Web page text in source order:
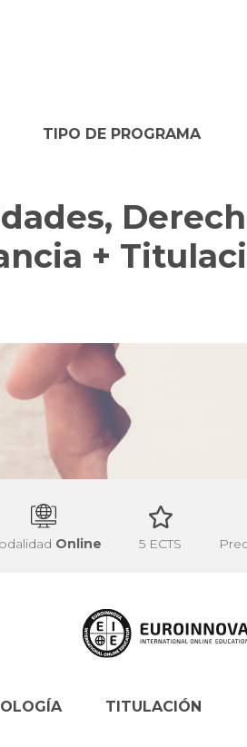
TIPO DE PROGRAMA
+
Online 5 ECTS
TITULACIÓN